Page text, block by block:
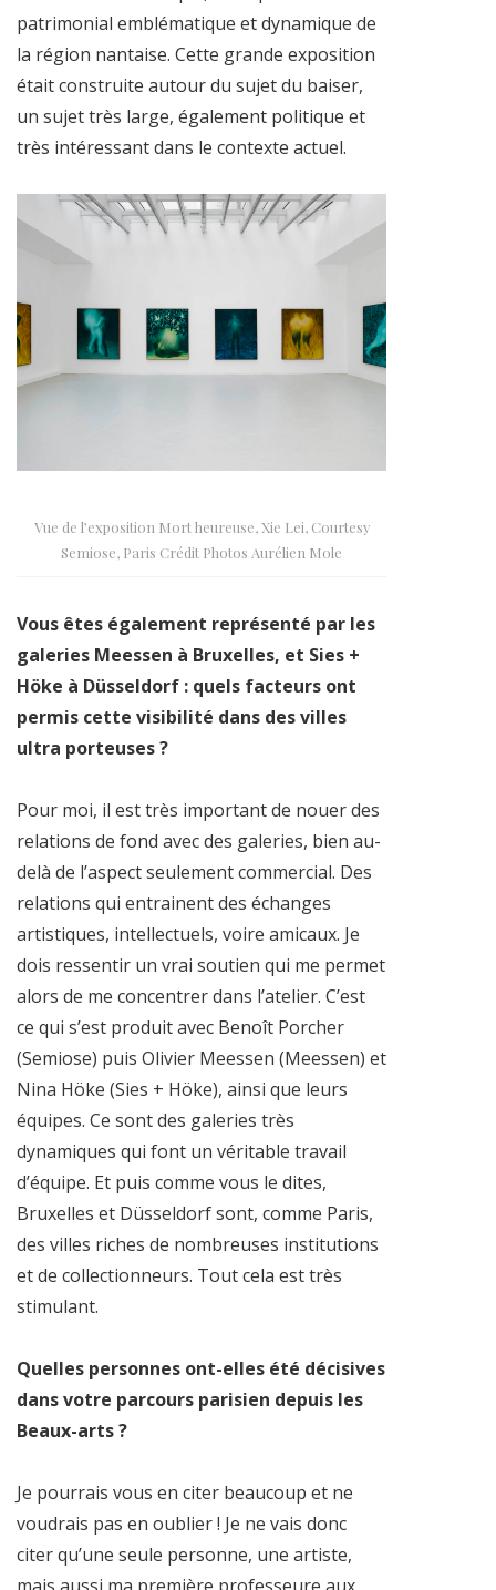
patrimonial emblématique et dynamique de
la région nantaise. Cette grande exposition
était construite autour du sujet du baiser,
un sujet très large, également politique et
très intéressant dans le contexte actuel.
Vue de l’exposition Mort heureuse, Xie Lei, Courtesy
Semiose, Paris Crédit Photos Aurélien Mole
Vous êtes également représenté par les
galeries Meessen à Bruxelles, et Sies +
Höke à Düsseldorf : quels facteurs ont
permis cette visibilité dans des villes
ultra porteuses ?
Pour moi, il est très important de nouer des
relations de fond avec des galeries, bien au-
delà de l’aspect seulement commercial. Des
relations qui entrainent des échanges
artistiques, intellectuels, voire amicaux. Je
dois ressentir un vrai soutien qui me permet
alors de me concentrer dans l’atelier. C’est
ce qui s’est produit avec Benoît Porcher
(Semiose) puis Olivier Meessen (Meessen) et
Nina Höke (Sies + Höke), ainsi que leurs
équipes. Ce sont des galeries très
dynamiques qui font un véritable travail
d’équipe. Et puis comme vous le dites,
Bruxelles et Düsseldorf sont, comme Paris,
des villes riches de nombreuses institutions
et de collectionneurs. Tout cela est très
stimulant.
Quelles personnes ont-elles été décisives
dans votre parcours parisien depuis les
Beaux-arts ?
Je pourrais vous en citer beaucoup et ne
voudrais pas en oublier ! Je ne vais donc
citer qu’une seule personne, une artiste,